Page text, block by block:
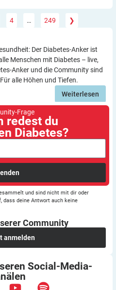
4 … 249 ❯
Der Diabetes-Anker ist
Menschen mit Diabetes – live,
Anker und die Community sind
alle Höhen und Tiefen.
Weiterlesen
Frage
redest du
Diabetes?
und sind nicht mit dir oder
dass deine Antwort auch keine
Community
anmelden
Social-Media-